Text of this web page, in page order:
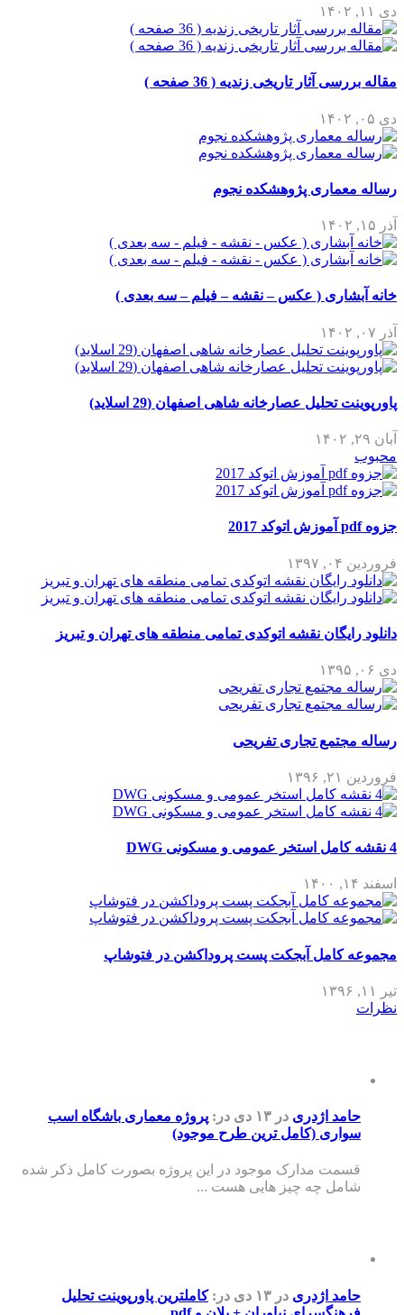
دی ۱۱, ۱۴۰۲
مقاله بررسی آثار تاریخی زندیه ( 36 صفحه )
دی ۰۵, ۱۴۰۲
رساله معماری پژوهشکده نجوم
آذر ۱۵, ۱۴۰۲
خانه آبشاری ( عکس – نقشه – فیلم – سه بعدی )
آذر ۰۷, ۱۴۰۲
پاورپوینت تحلیل عصارخانه شاهی اصفهان (29 اسلاید)
آبان ۲۹, ۱۴۰۲
محبوب
جزوه pdf آموزش اتوکد 2017
فروردین ۰۴, ۱۳۹۷
دانلود رایگان نقشه اتوکدی تمامی منطقه های تهران و تبریز
دی ۰۶, ۱۳۹۵
رساله مجتمع تجاری تفریحی
فروردین ۲۱, ۱۳۹۶
4 نقشه کامل استخر عمومی و مسکونی DWG
اسفند ۱۴, ۱۴۰۰
مجموعه کامل آبجکت پست پروداکشن در فتوشاپ
تیر ۱۱, ۱۳۹۶
نظرات
حامد اژدری در ۱۳ دی در: پروژه معماری باشگاه اسب
سواری (کامل ترین طرح موجود)
قسمت مدارک موجود در این پروژه بصورت کامل ذکر شده
شامل چه چیز هایی هست ...
حامد اژدری در ۱۳ دی در:کاملترین پاورپوینت تحلیل